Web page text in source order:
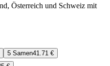
Österreich und Schweiz mit
5 Samen41.71 €